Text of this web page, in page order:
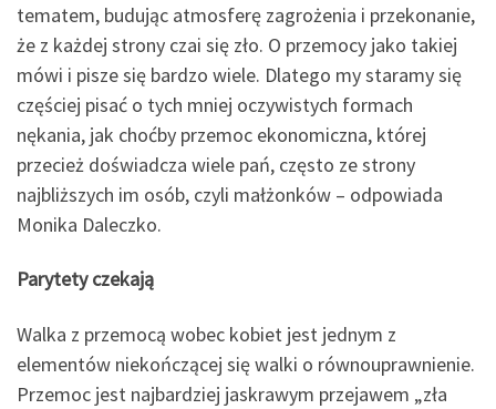
tematem, budując atmosferę zagrożenia i przekonanie,
że z każdej strony czai się zło. O przemocy jako takiej
mówi i pisze się bardzo wiele. Dlatego my staramy się
częściej pisać o tych mniej oczywistych formach
nękania, jak choćby przemoc ekonomiczna, której
przecież doświadcza wiele pań, często ze strony
najbliższych im osób, czyli małżonków – odpowiada
Monika Daleczko.
Parytety czekają
Walka z przemocą wobec kobiet jest jednym z
elementów niekończącej się walki o równouprawnienie.
Przemoc jest najbardziej jaskrawym przejawem „zła